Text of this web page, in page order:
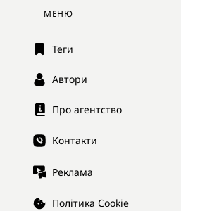
МЕНЮ
Теги
Автори
Про агентство
Контакти
Реклама
Політика Cookie